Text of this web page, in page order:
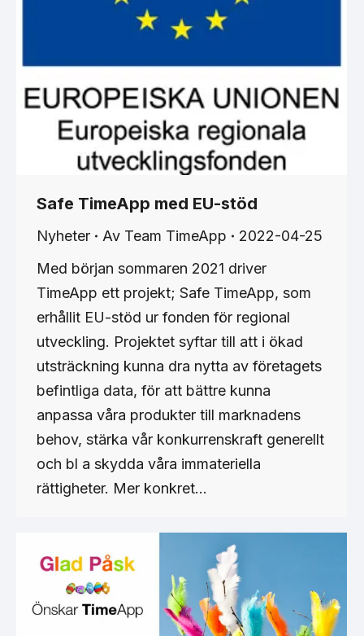
Safe TimeApp med EU-stöd
Nyheter Av Team TimeApp
2022-04-25
Med början sommaren 2021 driver
TimeApp ett projekt; Safe TimeApp, som
erhållit EU-stöd ur fonden för regional
utveckling. Projektet syftar till att i ökad
utsträckning kunna dra nytta av företagets
befintliga data, för att bättre kunna
anpassa våra produkter till marknadens
behov, stärka vår konkurrenskraft generellt
och bl a skydda våra immateriella
rättigheter. Mer konkret…